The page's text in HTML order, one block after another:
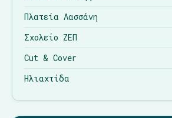
Πλατεία Λασσάνη
Σχολείο ΖΕΠ
Cut & Cover
Ηλιαχτίδα